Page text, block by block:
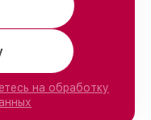
на обработку